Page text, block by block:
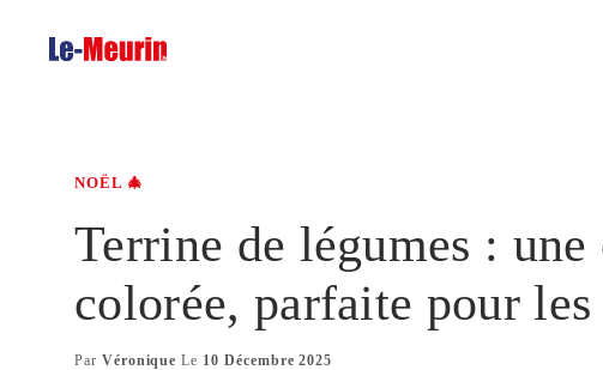
NOËL 🎄
Terrine de légumes :
colorée, parfaite pour les
Par Véronique Le 10 Décembre 2025